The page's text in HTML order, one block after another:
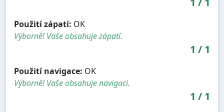
Použití zápatí: OK
Výborně! Vaše obsahuje zápatí.
1 / 1
Použití navigace: OK
Výborně! Vaše obsahuje navigaci.
1 / 1